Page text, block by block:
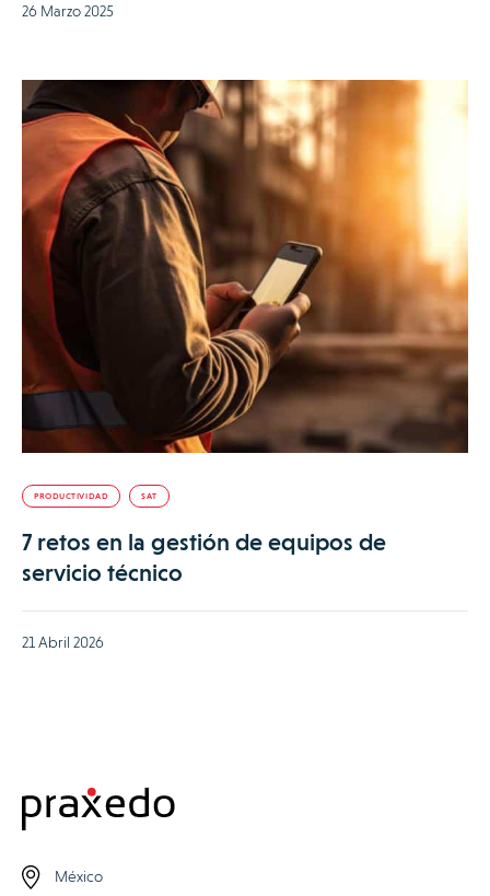
26 Marzo 2025
PRODUCTIVIDAD SAT
7 retos en la gestión de equipos de
servicio técnico
21 Abril 2026
México